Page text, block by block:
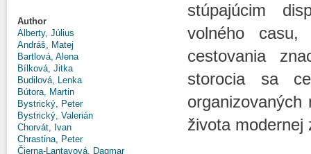
Author
Alberty, Július
Andráš, Matej
Bartlová, Alena
Bílková, Jitka
Budilová, Lenka
Bútora, Martin
Bystrický, Peter
Bystrický, Valerián
Chorvát, Ivan
Chrastina, Peter
Čierna-Lantayová, Dagmar
stúpajúcim
volného casu,
cestovania
storocia sa
organizovaných
života modernej